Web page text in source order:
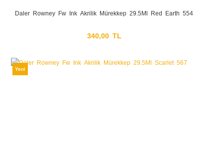
Daler Rowney Fw Ink Akrilik Mürekkep 29.5Ml Red Earth 554
340,00 TL
Yeni